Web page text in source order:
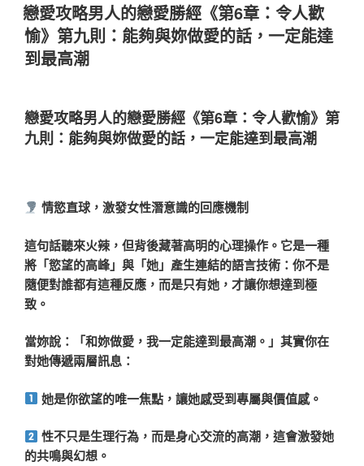
戀愛攻略男人的戀愛勝經《第6章：令人歡
愉》第九則：能夠與妳做愛的話，一定能達
到最高潮
戀愛攻略男人的戀愛勝經《第6章：令人歡愉》第
九則：能夠與妳做愛的話，一定能達到最高潮
情慾直球，激發女性潛意識的回應機制
這句話聽來火辣，但背後藏著高明的心理操作。它是一種
將「慾望的高峰」與「她」產生連結的語言技術：你不是
隨便對誰都有這種反應，而是只有她，才讓你想達到極
致。
當妳說：「和妳做愛，我一定能達到最高潮。」其實你在
對她傳遞兩層訊息：
她是你欲望的唯一焦點，讓她感受到專屬與價值感。
性不只是生理行為，而是身心交流的高潮，這會激發她
的共鳴與幻想。